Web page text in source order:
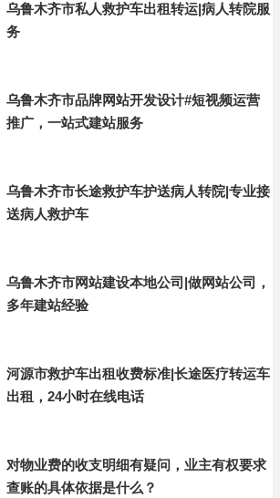
乌鲁木齐市私人救护车出租转运|病人转院服
务
乌鲁木齐市品牌网站开发设计#短视频运营
推广，一站式建站服务
乌鲁木齐市长途救护车护送病人转院|专业接
送病人救护车
乌鲁木齐市网站建设本地公司|做网站公司，
多年建站经验
河源市救护车出租收费标准|长途医疗转运车
出租，24小时在线电话
对物业费的收支明细有疑问，业主有权要求
查账的具体依据是什么？